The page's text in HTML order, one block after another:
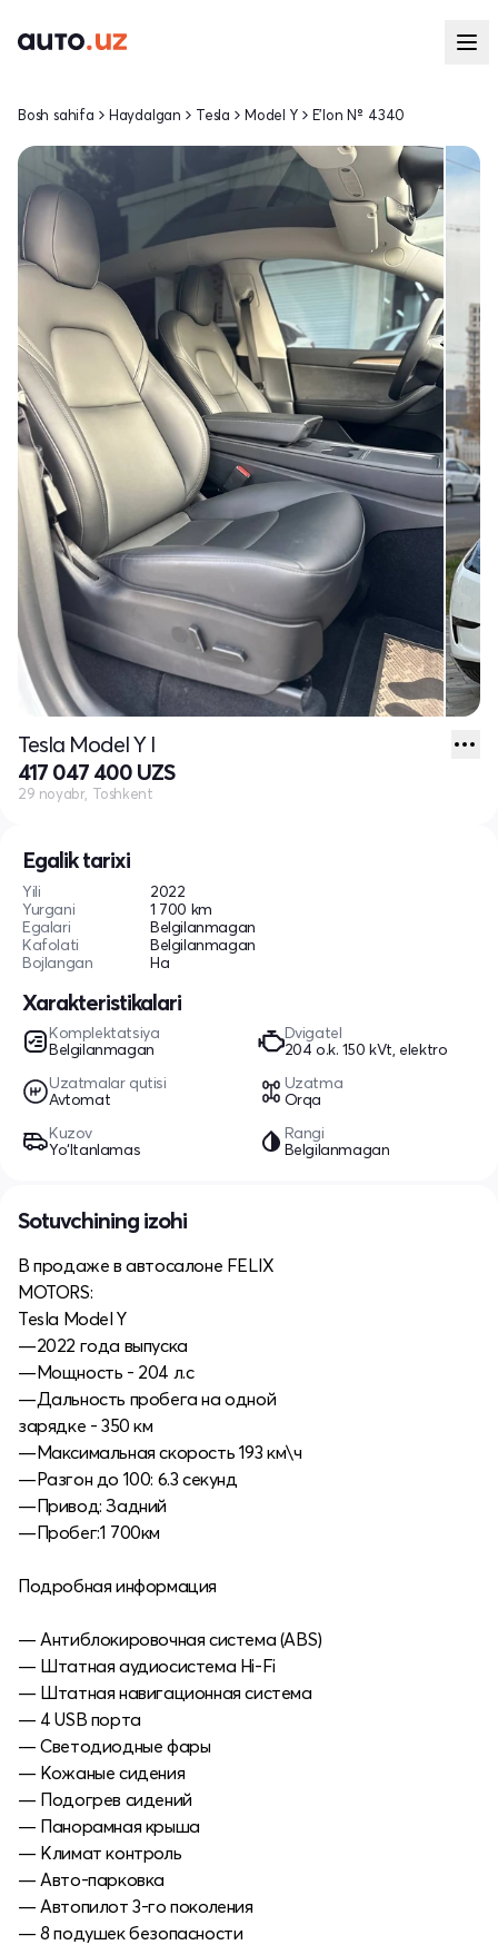
Egalik tarixi
Yili
2022
Yurgani
1 700 km
Egalari
Belgilanmagan
Kafolati
Belgilanmagan
Bojlangan
Ha
Xarakteristikalari
Komplektatsiya
Belgilanmagan
Dvigatel
204 o.k. 150 kVt, elektro
Uzatmalar qutisi
Avtomat
Uzatma
Orqa
Kuzov
Yo‘ltanlamas
Rangi
Belgilanmagan
Bosh sahifa Haydalgan Tesla Model Y E'lon № 4340
Tesla Model Y I
417 047 400 UZS
29 noyabr, Toshkent
Sotuvchining izohi
В продаже в автосалоне FELIX
MOTORS:
Tesla Model Y
—2022 года выпуска
—Мощность - 204 л.с
—Дальность пробега на одной
зарядке - 350 км
—Максимальная скорость 193 км\ч
—Разгон до 100: 6.3 секунд
—Привод: Задний
—Пробег:1 700км
Подробная информация
— Антиблокировочная система (ABS)
— Штатная аудиосистема Hi-Fi
— Штатная навигационная система
— 4 USB порта
— Светодиодные фары
— Кожаные сидения
— Подогрев сидений
— Панорамная крыша
— Климат контроль
— Авто-парковка
— Автопилот 3-го поколения
— 8 подушек безопасности